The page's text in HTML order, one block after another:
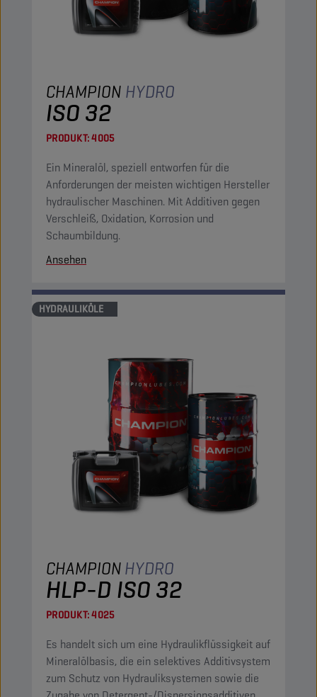
CHAMPION HYDRO
ISO 32
PRODUKT:4005
Ein Mineralöl, speziell entworfen für die
Anforderungen der meisten wichtigen Hersteller
hydraulischer Maschinen. Mit Additiven gegen
Verschleiß, Oxidation, Korrosion und
Schaumbildung.
Ansehen
HYDRAULIKÖLE
CHAMPIONHYDRO
HLP-D ISO 32
PRODUKT:4025
Es handelt sich um eine Hydraulikflüssigkeit auf
Mineralölbasis, die ein selektives Additivsystem
zum Schutz von Hydrauliksystemen sowie die